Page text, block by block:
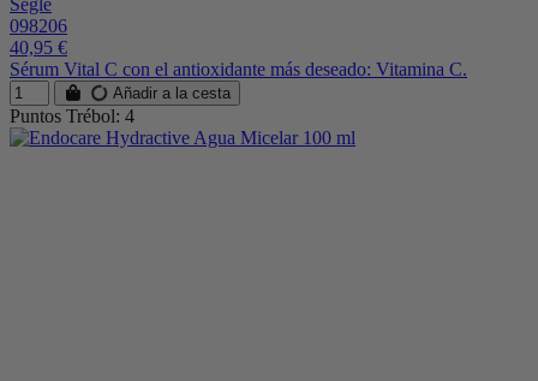
Segle
098206
40,95 €
Sérum Vital C con el antioxidante más deseado: Vitamina C.
Añadir a la cesta
Puntos Trébol: 4